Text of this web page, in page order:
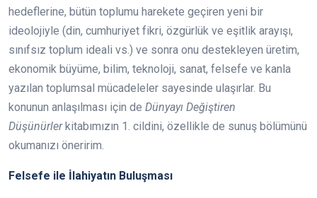
hedeflerine, bütün toplumu harekete geçiren yeni bir
ideolojiyle (din, cumhuriyet fikri, özgürlük ve eşitlik arayışı,
sınıfsız toplum ideali vs.) ve sonra onu destekleyen üretim,
ekonomik büyüme, bilim, teknoloji, sanat, felsefe ve kanla
yazılan toplumsal mücadeleler sayesinde ulaşırlar. Bu
konunun anlaşılması için de Dünyayı Değiştiren
Düşünürlerkitabımızın 1. cildini, özellikle de sunuş bölümünü
okumanızı öneririm.
Felsefe ile İlahiyatın Buluşması